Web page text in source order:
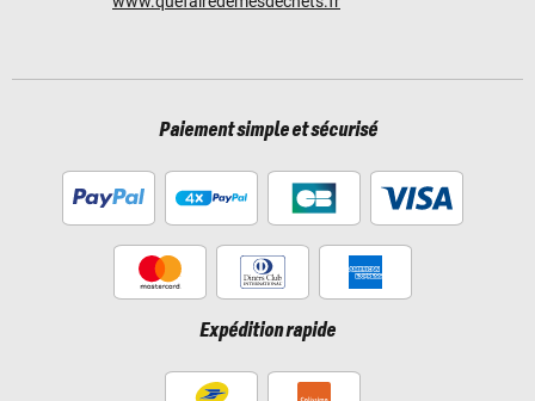
Paiement simple et sécurisé
Expédition rapide